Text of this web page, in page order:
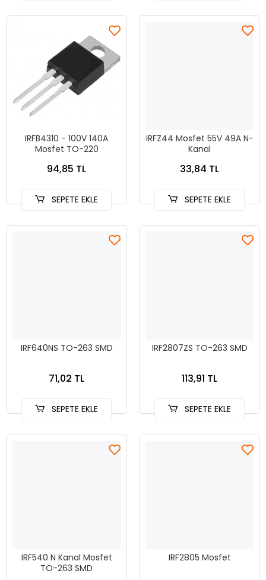
IRFB4310 - 100V 140A
Mosfet TO-220
94,85 TL
SEPETE EKLE
IRFZ44 Mosfet 55V 49A N-
Kanal
33,84 TL
SEPETE EKLE
IRF640NS TO-263 SMD
71,02 TL
SEPETE EKLE
IRF2807ZS TO-263 SMD
113,91 TL
SEPETE EKLE
IRF540 N Kanal Mosfet
TO-263 SMD
IRF2805 Mosfet